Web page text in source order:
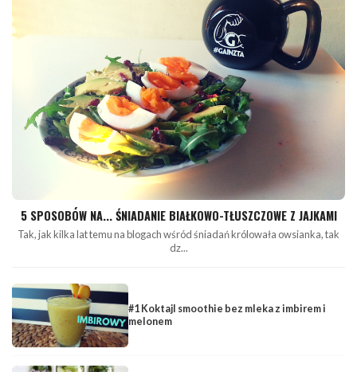
5 SPOSOBÓW NA... ŚNIADANIE BIAŁKOWO-TŁUSZCZOWE Z JAJKAMI
Tak, jak kilka lat temu na blogach wśród śniadań królowała owsianka, tak
dz...
#1 Koktajl smoothie bez mleka z imbirem i
melonem